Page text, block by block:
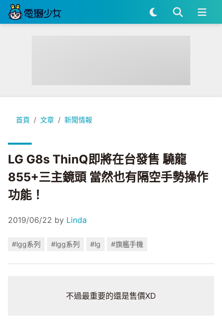
首頁 文章 新聞情報
LG G8s ThinQ即將在台發售 驍龍855+三主鏡頭 當然也有隔空
LG G8s ThinQ即將在台發售 驍龍
855+三主鏡頭 當然也有隔空手勢操作
功能！
2019/06/22 by Linda
#lgg系列 #lgg系列 #lg #旗艦手機
不過最重要的還是售價XD